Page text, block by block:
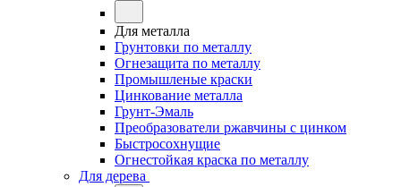
Для металла
Грунтовки по металлу
Огнезащита по металлу
Промышленые краски
Цинкование металла
Грунт-Эмаль
Преобразователи ржавчины с цинком
Быстросохнущие
Огнестойкая краска по металлу
Для дерева